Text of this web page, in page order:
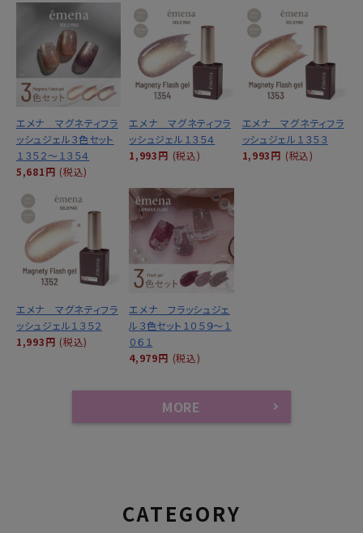
エメナ マグネティフラ
ッシュジェル３色セット
１３５２～１３５４
5,681円 (税込)
エメナ マグネティフラ
ッシュジェル１３５４
1,993円 (税込)
エメナ マグネティフラ
ッシュジェル１３５３
1,993円 (税込)
エメナ マグネティフラ
ッシュジェル１３５２
1,993円 (税込)
エメナ フラッシュジェ
ル３色セット１０５９～１
０６１
4,979円 (税込)
MORE
CATEGORY